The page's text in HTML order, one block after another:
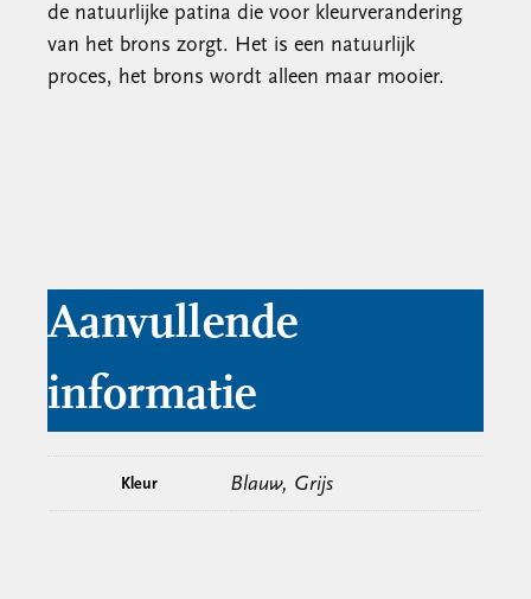
de natuurlijke patina die voor kleurverandering
van het brons zorgt. Het is een natuurlijk
proces, het brons wordt alleen maar mooier.
Aanvullende
informatie
Kleur Blauw, Grijs